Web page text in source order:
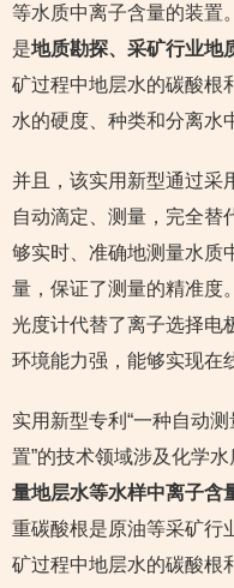
等水质中离子含量的装置
是地质勘探、采矿行业地
矿过程中地层水的碳酸根
水的硬度、种类和分离水
并且，该实用新型通过采
自动滴定、测量，完全替
够实时、准确地测量水质
量，保证了测量的精准度
光度计代替了离子选择电
环境能力强，能够实现在
实用新型专利“一种自动
置”的技术领域涉及化学
量地层水等水样中离子含
重碳酸根是原油等采矿行
矿过程中地层水的碳酸根